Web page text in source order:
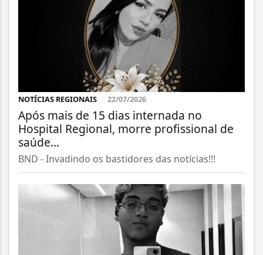
NOTÍCIAS REGIONAIS 22/07/2026
Após mais de 15 dias internada no
Hospital Regional, morre profissional de
saúde...
BND - Invadindo os bastidores das notícias!!!